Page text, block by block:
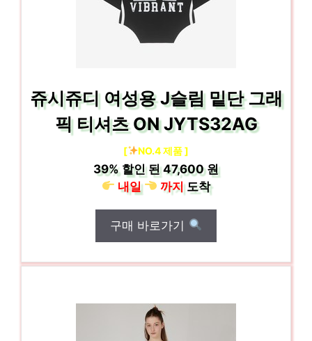
쥬시쥬디 여성용 J슬림 밑단 그래
픽 티셔츠 ON JYTS32AG
[ NO.4 제품 ]
39% 할인 된47,600 원
내일
까지도착
구매 바로가기